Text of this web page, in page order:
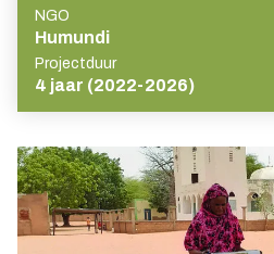
NGO
Humundi
Projectduur
4 jaar (2022-2026)